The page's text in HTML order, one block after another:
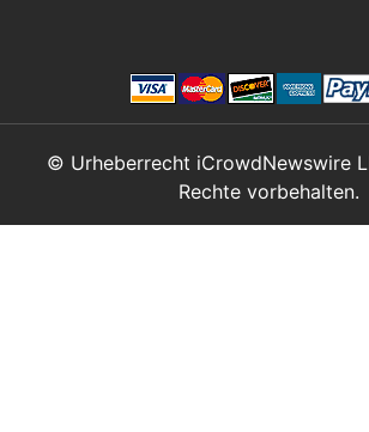
© Urheberrecht iCrowdNewswire
Rechte vorbehalten.